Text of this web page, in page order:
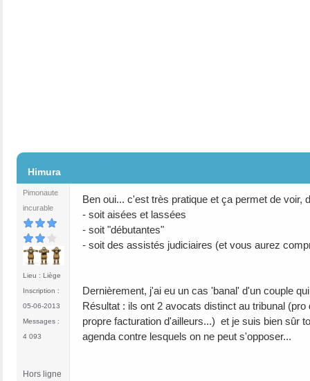
Himura
Pimonaute
incurable
Lieu : Liège
Inscription :
05-06-2013
Messages :
4 093
Ben oui... c'est très pratique et ça permet de
- soit aisées et lassées
- soit "débutantes"
- soit des assistés judiciaires (et vous aurez
Dernièrement, j'ai eu un cas 'banal' d'un couple
Résultat : ils ont 2 avocats distinct au tribunal
propre facturation d'ailleurs...) et je suis bien sûr
agenda contre lesquels on ne peut s'opposer...
Hors ligne